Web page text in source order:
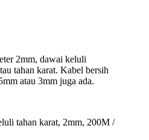
2mm, dawai keluli
tahan karat. Kabel bersih
atau 3mm juga ada.
tahan karat, 2mm, 200M /